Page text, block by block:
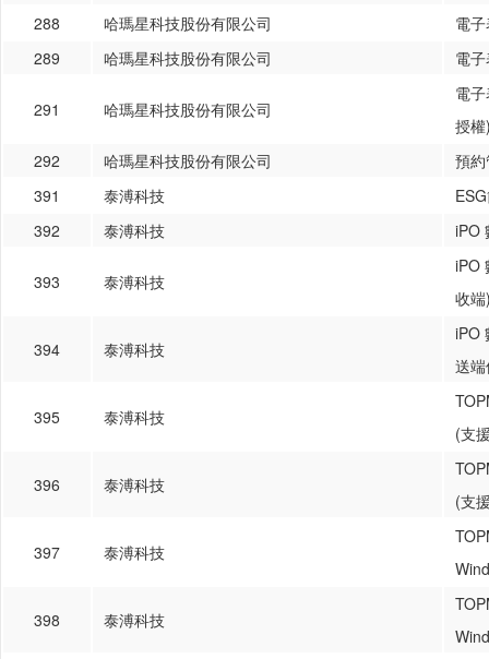
288
哈瑪星科技股份有限公司
電
289
哈瑪星科技股份有限公司 電
291 哈瑪星科技股份有限公司
電
授
292
哈瑪星科技股份有限公司
預
391
泰溥科技
392
泰溥科技 iPO
393 泰溥科技
iPO
收
394 泰溥科技
iPO
送
395 泰溥科技
(支
396 泰溥科技
(支
397 泰溥科技
398 泰溥科技